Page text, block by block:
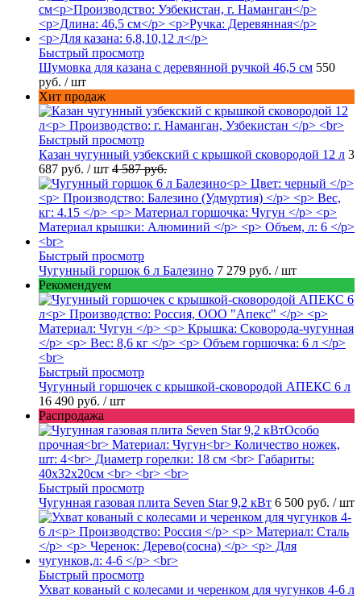
Быстрый просмотр
Шумовка для казана с деревянной ручкой 46,5 см 550
руб. / шт
Хит продаж
Быстрый просмотр
Казан чугунный узбекский с крышкой сковородой 12 л 3
687 руб. / шт 4 587 руб.
Быстрый просмотр
Чугунный горшок 6 л Балезино 7 279 руб. / шт
Рекомендуем
Быстрый просмотр
Чугунный горшочек с крышкой-сковородой АПЕКС 6 л
16 490 руб. / шт
Распродажа
Быстрый просмотр
Чугунная газовая плита Seven Star 9,2 кВт 6 500 руб. / шт
Быстрый просмотр
Ухват кованый с колесами и черенком для чугунков 4-6 л